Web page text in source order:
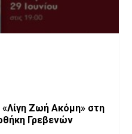
«Λίγη Ζωή Ακόμη» στη
Γρεβενών